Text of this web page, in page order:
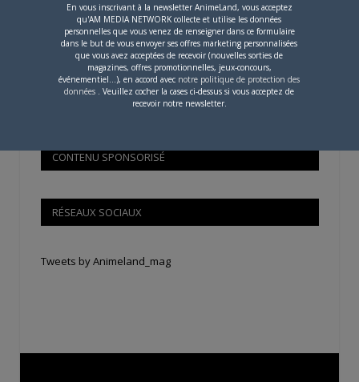
Si votre ville n'est pas dans la liste,contactez-nous
CONTENU SPONSORISÉ
RÉSEAUX SOCIAUX
Tweets by Animeland_mag
En vous inscrivant à la newsletter AnimeLand, vous acceptez
qu'AM MEDIA NETWORK collecte et utilise les données
personnelles que vous venez de renseigner dans ce formulaire
dans le but de vous envoyer ses offres marketing personnalisées
que vous avez acceptées de recevoir (nouvelles sorties de
magazines, offres promotionnelles, jeux-concours,
événementiel...), en accord avec notre politique de protection des
données . Veuillez cocher la cases ci-dessus si vous acceptez de
recevoir notre newsletter.